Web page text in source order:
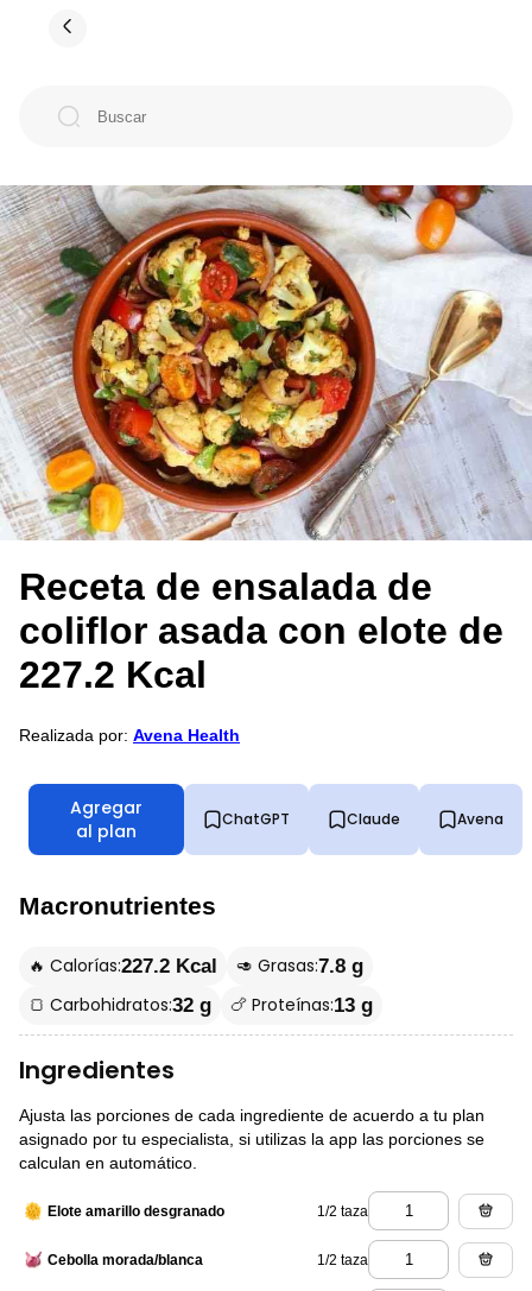
Receta de ensalada de
coliflor asada con elote de
227.2 Kcal
Realizada por: Avena Health
Agregar
al plan
ChatGPT Claude Avena
Macronutrientes
🔥 Calorías:227.2 Kcal 🥑 Grasas:7.8 g
🍞 Carbohidratos:32 g 🍗 Proteínas:13 g
Ingredientes
Ajusta las porciones de cada ingrediente de acuerdo a tu plan
asignado por tu especialista, si utilizas la app las porciones se
calculan en automático.
Elote amarillo desgranado 1/2 taza
Cebolla morada/blanca 1/2 taza